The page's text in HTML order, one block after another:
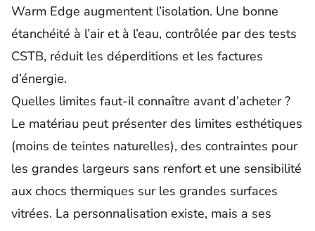
Warm Edge augmentent l’isolation. Une bonne
étanchéité à l’air et à l’eau, contrôlée par des tests
CSTB, réduit les déperditions et les factures
d’énergie.
Quelles limites faut-il connaître avant d’acheter ?
Le matériau peut présenter des limites esthétiques
(moins de teintes naturelles), des contraintes pour
les grandes largeurs sans renfort et une sensibilité
aux chocs thermiques sur les grandes surfaces
vitrées. La personnalisation existe, mais a ses